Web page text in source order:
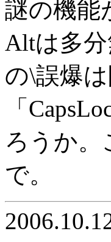
謎の機能
Altは多分
の\誤爆
「
ろうか。
で。